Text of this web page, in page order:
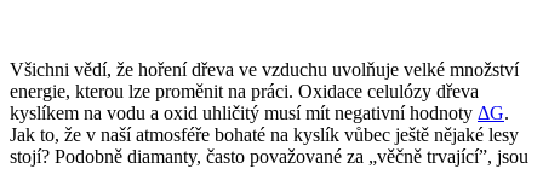
Všichni vědí, že hoření dřeva ve vzduchu uvolňuje velké množství
energie, kterou lze proměnit na práci. Oxidace celulózy dřeva
kyslíkem na vodu a oxid uhličitý musí mít negativní hodnoty ΔG.
Jak to, že v naší atmosféře bohaté na kyslík vůbec ještě nějaké lesy
stojí? Podobně diamanty, často považované za „věčně trvající”, jsou